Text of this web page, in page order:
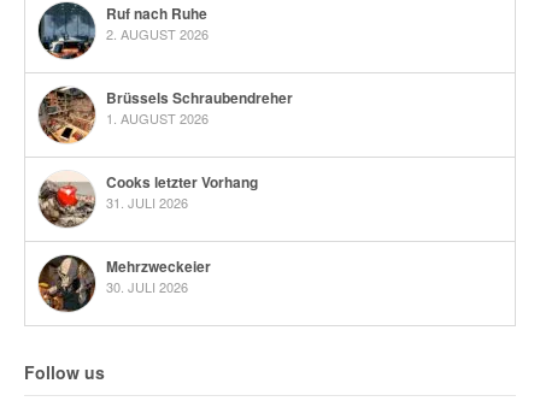
Ruf nach Ruhe
2. AUGUST 2026
Brüssels Schraubendreher
1. AUGUST 2026
Cooks letzter Vorhang
31. JULI 2026
Mehrzweckeier
30. JULI 2026
Follow us